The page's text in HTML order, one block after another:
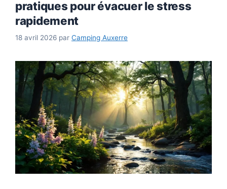
pratiques pour évacuer le stress
rapidement
18 avril 2026 par Camping Auxerre